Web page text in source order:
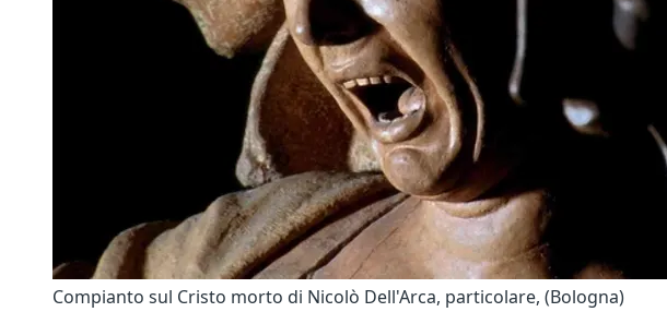
Compianto sul Cristo morto di Nicolò Dell'Arca, particolare, (Bologna)